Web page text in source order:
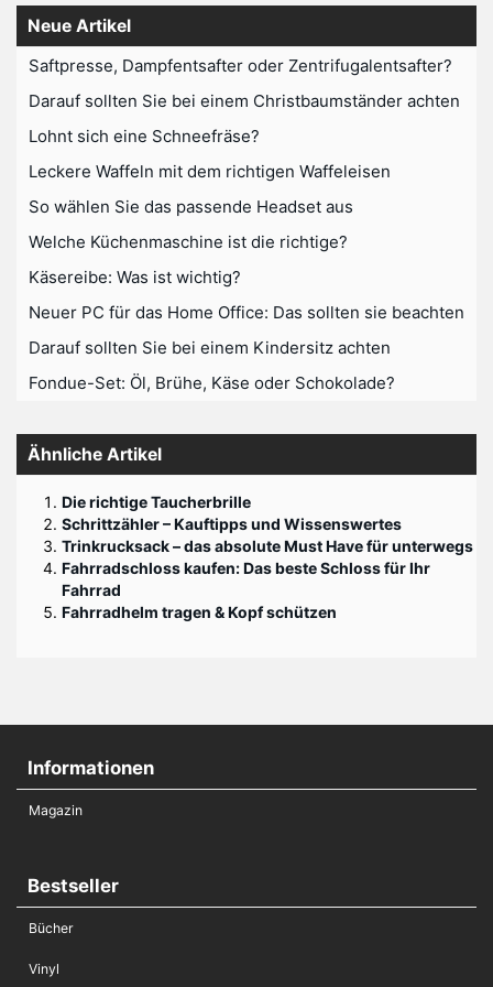
Neue Artikel
Saftpresse, Dampfentsafter oder Zentrifugalentsafter?
Darauf sollten Sie bei einem Christbaumständer achten
Lohnt sich eine Schneefräse?
Leckere Waffeln mit dem richtigen Waffeleisen
So wählen Sie das passende Headset aus
Welche Küchenmaschine ist die richtige?
Käsereibe: Was ist wichtig?
Neuer PC für das Home Office: Das sollten sie beachten
Darauf sollten Sie bei einem Kindersitz achten
Fondue-Set: Öl, Brühe, Käse oder Schokolade?
Ähnliche Artikel
Die richtige Taucherbrille
Schrittzähler – Kauftipps und Wissenswertes
Trinkrucksack – das absolute Must Have für unterwegs
Fahrradschloss kaufen: Das beste Schloss für Ihr
Fahrrad
Fahrradhelm tragen & Kopf schützen
Informationen
Magazin
Bestseller
Bücher
Vinyl